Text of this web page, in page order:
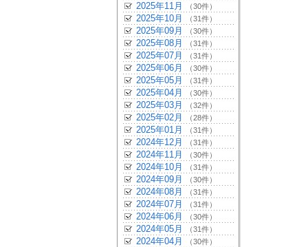
2025年11月 （30件）
2025年10月 （31件）
2025年09月 （30件）
2025年08月 （31件）
2025年07月 （31件）
2025年06月 （30件）
2025年05月 （31件）
2025年04月 （30件）
2025年03月 （32件）
2025年02月 （28件）
2025年01月 （31件）
2024年12月 （31件）
2024年11月 （30件）
2024年10月 （31件）
2024年09月 （30件）
2024年08月 （31件）
2024年07月 （31件）
2024年06月 （30件）
2024年05月 （31件）
2024年04月 （30件）